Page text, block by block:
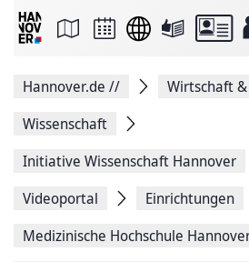
Seite
Facebook
teilen
Seitenlink
Seite
Hannover.de //
Wirtschaft
Wissenschaft
Initiative Wissenschaft Hannover
Videoportal
Einrichtungen
Medizinische ­Hochschule